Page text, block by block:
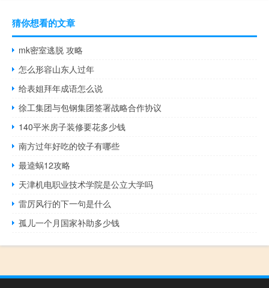
猜你想看的文章
mk密室逃脱 攻略
怎么形容山东人过年
给表姐拜年成语怎么说
徐工集团与包钢集团签署战略合作协议
140平米房子装修要花多少钱
南方过年好吃的饺子有哪些
最逵蜗12攻略
天津机电职业技术学院是公立大学吗
雷厉风行的下一句是什么
孤儿一个月国家补助多少钱